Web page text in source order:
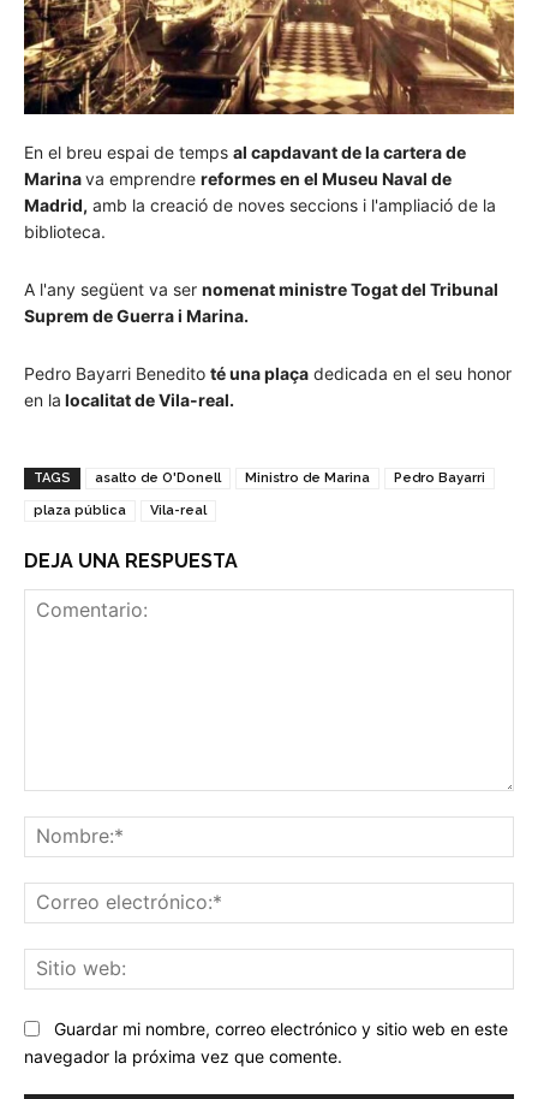
En el breu espai de temps al capdavant de la cartera de
Marinava emprendre reformes en el Museu Naval de
Madrid, amb la creació de noves seccions i l'ampliació de la
biblioteca.
A l'any següent va ser nomenat ministre Togat del Tribunal
Suprem de Guerra i Marina.
Pedro Bayarri Benedito té una plaça dedicada en el seu honor
en la localitat de Vila-real.
TAGS asalto de O'Donell Ministro de Marina Pedro Bayarri
plaza pública Vila-real
DEJA UNA RESPUESTA
Guardar mi nombre, correo electrónico y sitio web en este
navegador la próxima vez que comente.